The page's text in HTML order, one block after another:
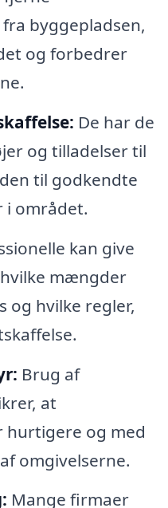
byggepladsen,
og forbedrer
De har de
og tilladelser til
til godkendte
i området.
kan give
mængder
og hvilke regler,
Brug af
at
og med
omgivelserne.
Mange firmaer